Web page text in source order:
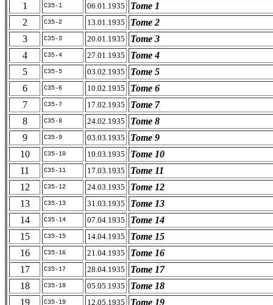
1
C35-1 06.01.1935
Tome 1
2
C35-2 13.01.1935
Tome 2
3
C35-3 20.01.1935
Tome 3
4
C35-4 27.01.1935
Tome 4
5
C35-5 03.02.1935
Tome 5
6
C35-6 10.02.1935
Tome 6
7
C35-7 17.02.1935
Tome 7
8
C35-8 24.02.1935
Tome 8
9
C35-9 03.03.1935
Tome 9
10
C35-10 10.03.1935
Tome 10
11
C35-11 17.03.1935
Tome 11
12
C35-12 24.03.1935
Tome 12
13
C35-13 31.03.1935
Tome 13
14
C35-14 07.04.1935
Tome 14
15
C35-15 14.04.1935
Tome 15
16
C35-16 21.04.1935
Tome 16
17
C35-17 28.04.1935
Tome 17
18
C35-18 05.05.1935
Tome 18
19
C35-19 12.05.1935
Tome 19